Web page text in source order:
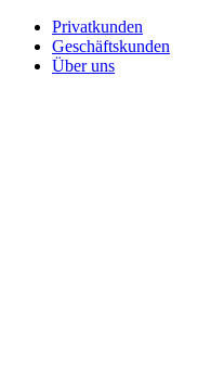
Privatkunden
Geschäftskunden
Über uns